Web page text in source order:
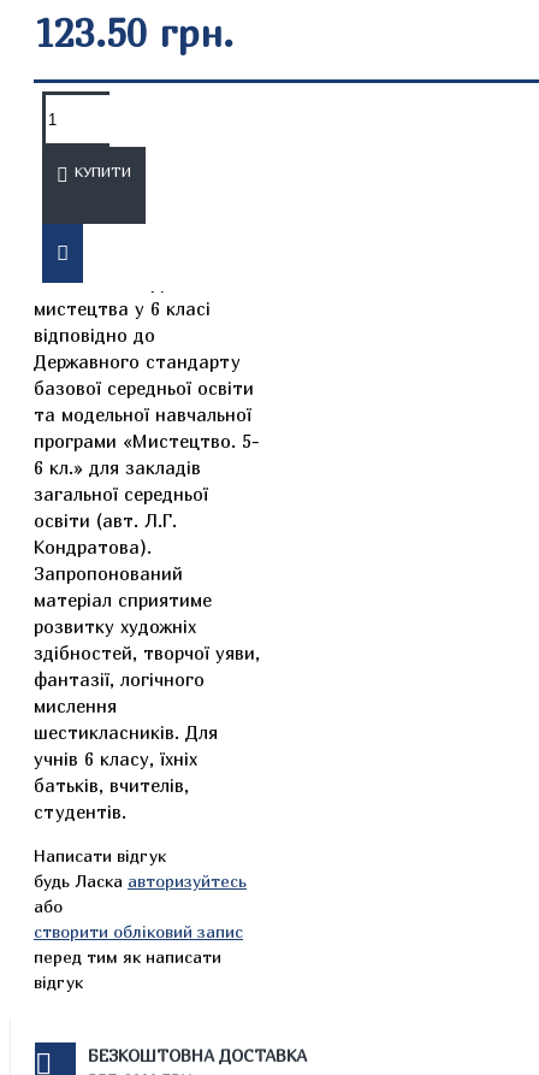
123.50 грн.
КУПИТИ
ОПИС
Альбом містить практичні
завдання до уроків
мистецтва у 6 класі
відповідно до
Державного стандарту
базової середньої освіти
та модельної навчальної
програми «Мистецтво. 5-
6 кл.» для закладів
загальної середньої
освіти (авт. Л.Г.
Кондратова).
Запропонований
матеріал сприятиме
розвитку художніх
здібностей, творчої уяви,
фантазії, логічного
мислення
шестикласників. Для
учнів 6 класу, їхніх
батьків, вчителів,
студентів.
Написати відгук
будь Ласка авторизуйтесь
або
створити обліковий запис
перед тим як написати
відгук
БЕЗКОШТОВНА ДОСТАВКА